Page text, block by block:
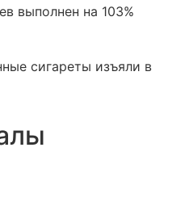
выполнен на 103%
сигареты изъяли в